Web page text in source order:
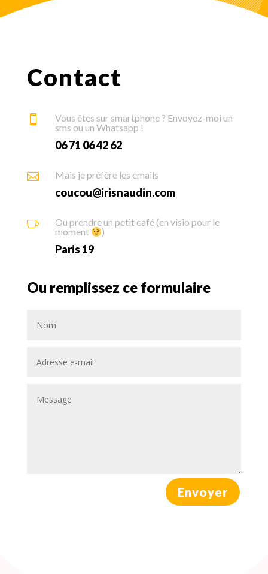
Contact

Vous êtes sur smartphone ? Envoyez-moi un
sms ou un Whatsapp !
06 71 06 42 62
 Mais je préfère les emails
coucou@irisnaudin.com

Ou prendre un petit café (en visio pour le
moment
)
Paris 19
Ou remplissez ce formulaire
Envoyer